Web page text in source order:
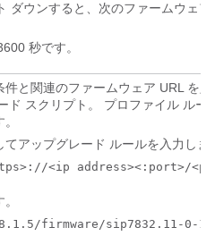
ダウンすると、次のファームウェ
秒です。
件と関連のファームウェア URL を
ド スクリプト。 プロファイル ルー
てアップグレード ルールを入力しま
<ip address><:port>/
firmware/sip7832.11-0-